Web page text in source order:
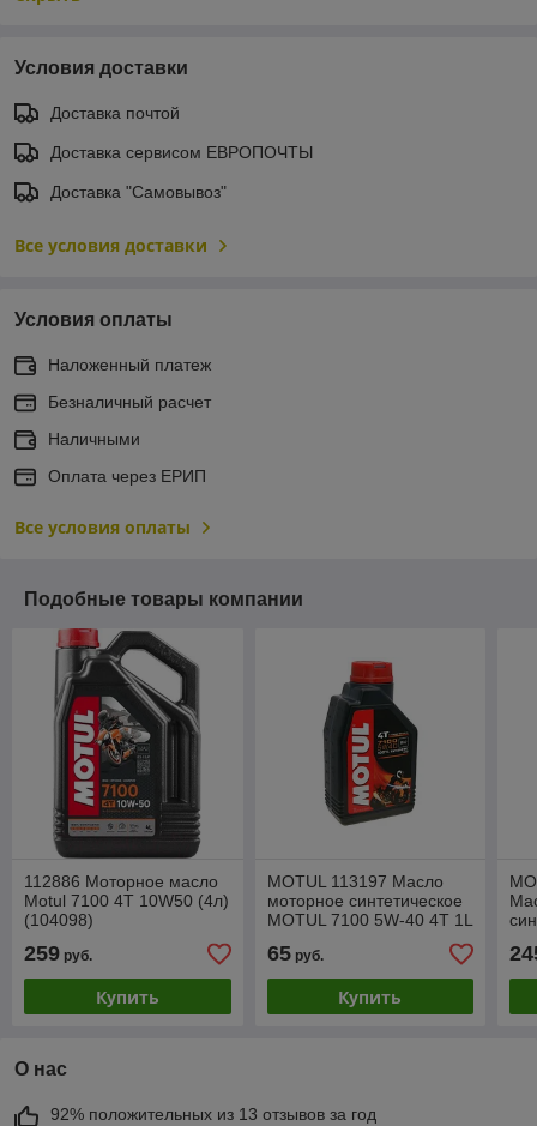
Условия доставки
Доставка почтой
Доставка сервисом ЕВРОПОЧТЫ
Доставка "Самовывоз"
Все условия доставки
Условия оплаты
Наложенный платеж
Безналичный расчет
Наличными
Оплата через ЕРИП
Все условия оплаты
Подобные товары компании
112886 Моторное масло
Motul 7100 4T 10W50 (4л)
(104098)
259 руб.
Купить
MOTUL 113197 Масло
моторное синтетическое
MOTUL 7100 5W-40 4T 1L
65руб.
Купить
О нас
92% положительных из 13 отзывов за год